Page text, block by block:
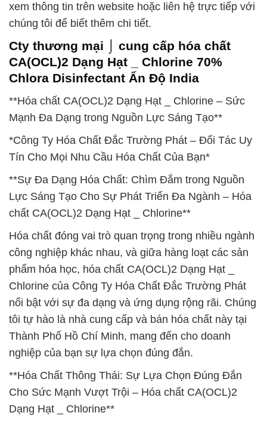
xem thông tin trên website hoặc liên hệ trực tiếp với
chúng tôi để biết thêm chi tiết.
Cty thương mại ⌡ cung cấp hóa chất
CA(OCL)2 Dạng Hạt _ Chlorine 70%
Chlora Disinfectant Ấn Độ India
**Hóa chất CA(OCL)2 Dạng Hạt _ Chlorine – Sức
Mạnh Đa Dạng trong Nguồn Lực Sáng Tạo**
*Công Ty Hóa Chất Đắc Trường Phát – Đối Tác Uy
Tín Cho Mọi Nhu Cầu Hóa Chất Của Bạn*
**Sự Đa Dạng Hóa Chất: Chìm Đắm trong Nguồn
Lực Sáng Tạo Cho Sự Phát Triển Đa Ngành – Hóa
chất CA(OCL)2 Dạng Hạt _ Chlorine**
Hóa chất đóng vai trò quan trọng trong nhiều ngành
công nghiệp khác nhau, và giữa hàng loạt các sản
phẩm hóa học, hóa chất CA(OCL)2 Dạng Hạt _
Chlorine của Công Ty Hóa Chất Đắc Trường Phát
nổi bật với sự đa dạng và ứng dụng rộng rãi. Chúng
tôi tự hào là nhà cung cấp và bán hóa chất này tại
Thành Phố Hồ Chí Minh, mang đến cho doanh
nghiệp của bạn sự lựa chọn đúng đắn.
**Hóa Chất Thông Thái: Sự Lựa Chọn Đúng Đắn
Cho Sức Mạnh Vượt Trội – Hóa chất CA(OCL)2
Dạng Hạt _ Chlorine**